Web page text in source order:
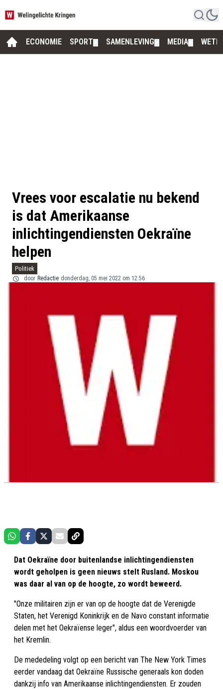
ECONOMIE SPORT SAMENLEVING MEDIA
Vrees voor escalatie nu bekend
is dat Amerikaanse
inlichtingendiensten Oekraïne
helpen
Politiek
door Redactie donderdag, 05 mei 2022 om 12:56
Dat Oekraïne door buitenlandse inlichtingendiensten
wordt geholpen is geen nieuws stelt Rusland. Moskou
was daar al van op de hoogte, zo wordt beweerd.
"Onze militairen zijn er van op de hoogte dat de Verenigde
Staten, het Verenigd Koninkrijk en de Navo constant informatie
delen met het Oekraïense leger", aldus een woordvoerder van
het Kremlin.
De mededeling volgt op een bericht van The New York Times
eerder vandaag dat Oekraïne Russische generaals kon doden
dankzij info van Amerikaanse inlichtingendiensten. Er zouden